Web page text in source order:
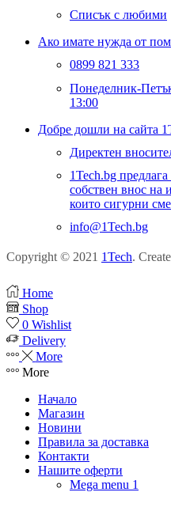
Списък с любими
Ако имате нужда от
0899 821 333
Понеделник-
13:00
Добре дошли на сайта
Директен
1Tech.bg
собствен внос на
които сигурни
info@1Tech.bg
Copyright © 2021 1Tech.
Home
Shop
0 Wishlist
Delivery
More
More
Начало
Магазин
Новини
Правила за доставка
Контакти
Нашите оферти
Mega menu 1